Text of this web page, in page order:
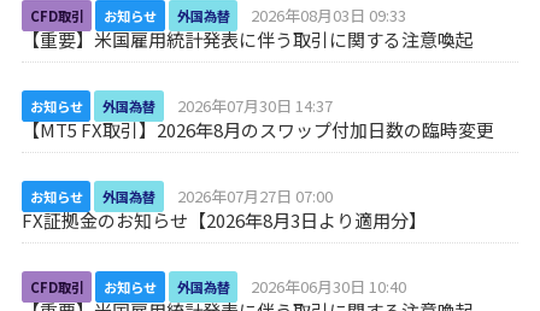
CFD取引 お知らせ 外国為替 2026年08月03日 09:33
【重要】米国雇用統計発表に伴う取引に関する注意喚起
お知らせ 外国為替 2026年07月30日 14:37
【MT5 FX取引】2026年8月のスワップ付加日数の臨時変更
お知らせ 外国為替 2026年07月27日 07:00
FX証拠金のお知らせ【2026年8月3日より適用分】
CFD取引 お知らせ 外国為替 2026年06月30日 10:40